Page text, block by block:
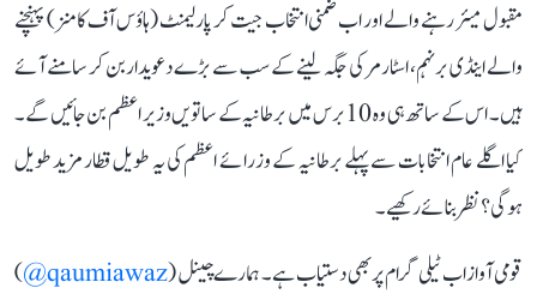
مقبول میئر رہنے والے اور اب ضمنی انتخاب جیت کر پارلیمنٹ (ہاؤس آف کامنز) پہنچنے
والے اینڈی برنہم، اسٹارمر کی جگہ لینے کے سب سے بڑے دعویدار بن کر سامنے آئے
ہیں۔ اس کے ساتھ ہی وہ 10 برس میں برطانیہ کے ساتویں وزیر اعظم بن جائیں گے۔
کیا اگلے عام انتخابات سے پہلے برطانیہ کے وزرائے اعظم کی یہ طویل قطار مزید طویل
ہوگی؟ نظر بنائے رکھیے۔
قومی آواز اب ٹیلی گرام پر بھی دستیاب ہے۔ ہمارے چینل (qaumiawaz@
)